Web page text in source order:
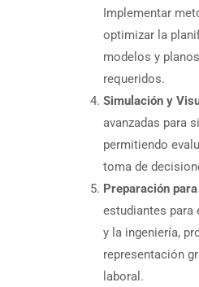
Implementar
optimizar la
modelos y
requeridos.
Simulación y
avanzadas para
permitiendo
toma de
Preparación
estudiantes para
y la ingeniería,
representación
laboral.